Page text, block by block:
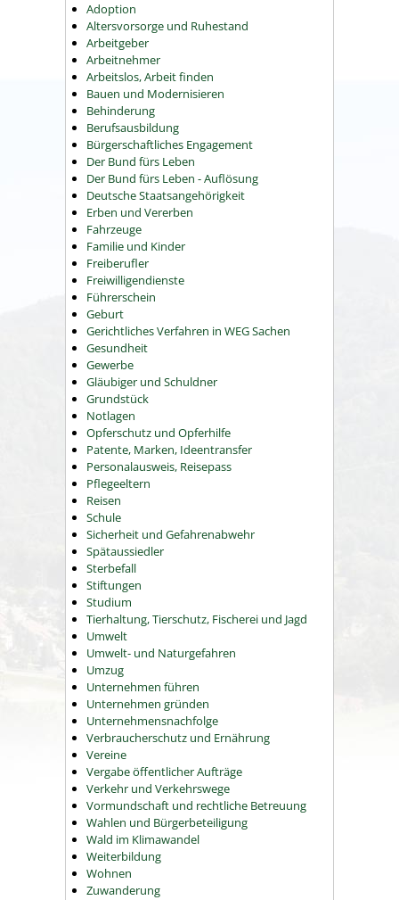
Adoption
Altersvorsorge und Ruhestand
Arbeitgeber
Arbeitnehmer
Arbeitslos, Arbeit finden
Bauen und Modernisieren
Behinderung
Berufsausbildung
Bürgerschaftliches Engagement
Der Bund fürs Leben
Der Bund fürs Leben - Auflösung
Deutsche Staatsangehörigkeit
Erben und Vererben
Fahrzeuge
Familie und Kinder
Freiberufler
Freiwilligendienste
Führerschein
Geburt
Gerichtliches Verfahren in WEG Sachen
Gesundheit
Gewerbe
Gläubiger und Schuldner
Grundstück
Notlagen
Opferschutz und Opferhilfe
Patente, Marken, Ideentransfer
Personalausweis, Reisepass
Pflegeeltern
Reisen
Schule
Sicherheit und Gefahrenabwehr
Spätaussiedler
Sterbefall
Stiftungen
Studium
Tierhaltung, Tierschutz, Fischerei und Jagd
Umwelt
Umwelt- und Naturgefahren
Umzug
Unternehmen führen
Unternehmen gründen
Unternehmensnachfolge
Verbraucherschutz und Ernährung
Vereine
Vergabe öffentlicher Aufträge
Verkehr und Verkehrswege
Vormundschaft und rechtliche Betreuung
Wahlen und Bürgerbeteiligung
Wald im Klimawandel
Weiterbildung
Wohnen
Zuwanderung